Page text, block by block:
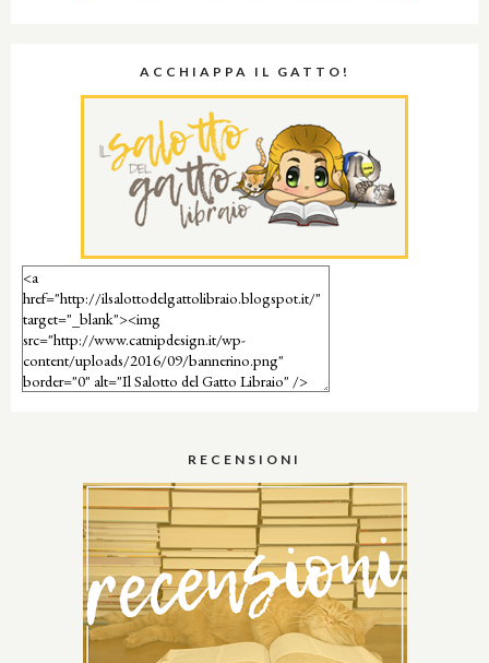
ACCHIAPPA IL GATTO!
RECENSIONI